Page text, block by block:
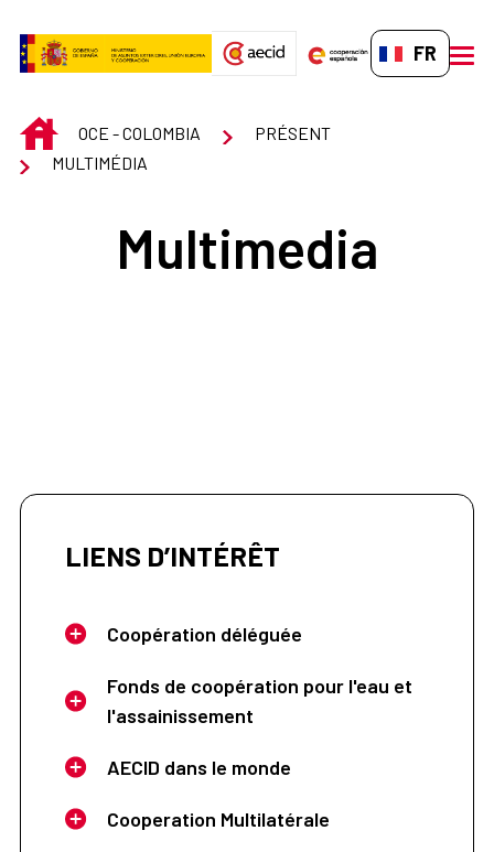
FR-FR
INICIOOCE - COLOMBIA
PRÉSENT
MULTIMÉDIA
Multimedia
LIENS D’INTÉRÊT
Coopération déléguée
Fonds de coopération pour l'eau et
l'assainissement
AECID dans le monde
Cooperation Multilatérale